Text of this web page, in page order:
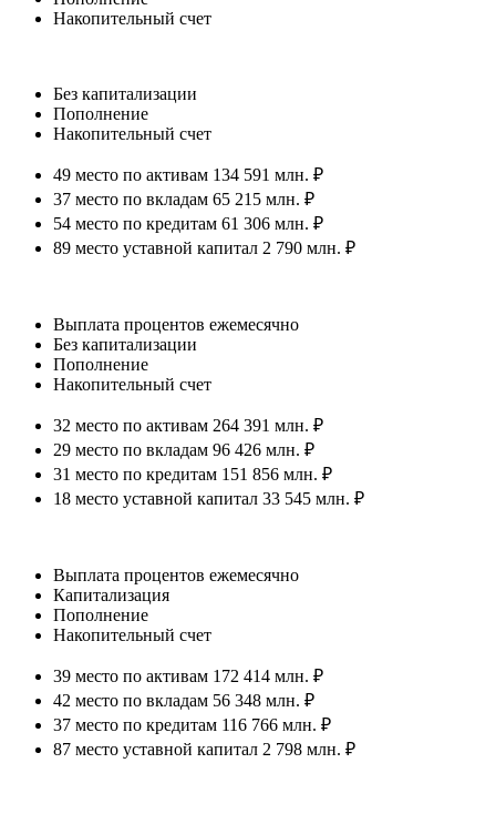
Накопительный счет
Без капитализации
Пополнение
Накопительный счет
49 место по активам 134 591 млн. ₽
37 место по вкладам 65 215 млн. ₽
54 место по кредитам 61 306 млн. ₽
89 место уставной капитал 2 790 млн. ₽
Выплата процентов ежемесячно
Без капитализации
Пополнение
Накопительный счет
32 место по активам 264 391 млн. ₽
29 место по вкладам 96 426 млн. ₽
31 место по кредитам 151 856 млн. ₽
18 место уставной капитал 33 545 млн. ₽
Выплата процентов ежемесячно
Капитализация
Пополнение
Накопительный счет
39 место по активам 172 414 млн. ₽
42 место по вкладам 56 348 млн. ₽
37 место по кредитам 116 766 млн. ₽
87 место уставной капитал 2 798 млн. ₽